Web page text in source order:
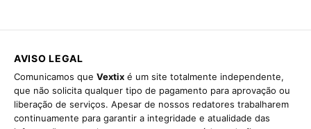
AVISO LEGAL
Comunicamos que Vextix é um site totalmente independente,
que não solicita qualquer tipo de pagamento para aprovação ou
liberação de serviços. Apesar de nossos redatores trabalharem
continuamente para garantir a integridade e atualidade das